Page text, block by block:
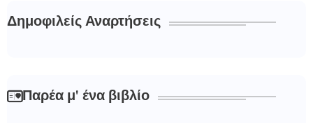
Δημοφιλείς Αναρτήσεις
Παρέα μ' ένα βιβλίο